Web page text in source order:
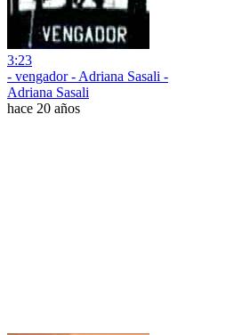
3:23
- vengador - Adriana Sasali -
Adriana Sasali
hace 20 años